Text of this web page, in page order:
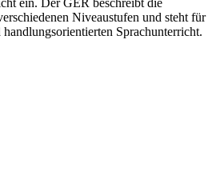
Niveaustufen und steht für
Sprachunterricht.